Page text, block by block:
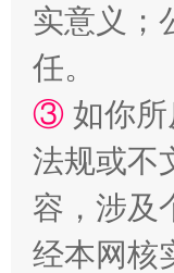
实意义；
任。
③ 如你
法规或不
容，涉及
经本网核